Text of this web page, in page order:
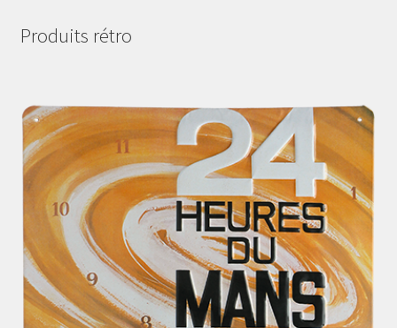
Produits rétro